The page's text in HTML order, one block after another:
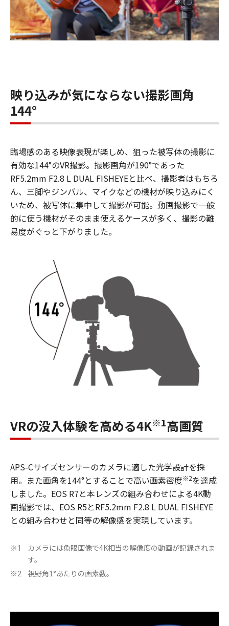
映り込みが気にならない撮影画角
144°
臨場感のある映像表現が楽しめ、狙った被写体の撮影に
有効な144°のVR撮影。撮影画角が190°であった
RF5.2mm F2.8 L DUAL FISHEYEと比べ、撮影者はもちろ
ん、三脚やジンバル、マイクなどの機材が映り込みにく
いため、被写体に集中して撮影が可能。動画撮影で一般
的に使う機材がそのまま使えるケースが多く、撮影の難
易度がぐっと下がりました。
VRの没入体験を高める4K※1高画質
APS-Cサイズセンサーのカメラに適した光学設計を採
用。また画角を144°とすることで高い画素密度※2を達成
しました。EOS R7と本レンズの組み合わせによる4K動
画撮影では、EOS R5とRF5.2mm F2.8 L DUAL FISHEYE
との組み合わせと同等の解像感を実現しています。
※1
カメラには魚眼画像で4K相当の解像度の動画が記録されま
す。
※2 視野角1°あたりの画素数。